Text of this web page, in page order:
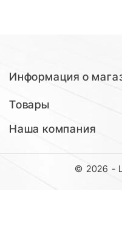
Информация о
Товары
Наша компания
© 2026 -